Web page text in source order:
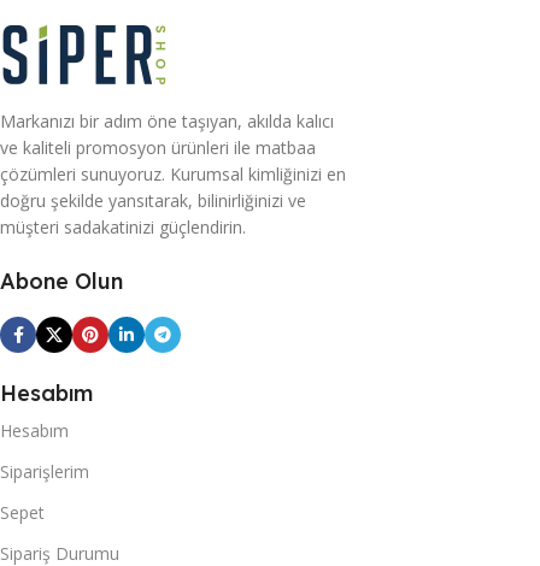
Markanızı bir adım öne taşıyan, akılda kalıcı
ve kaliteli promosyon ürünleri ile matbaa
çözümleri sunuyoruz. Kurumsal kimliğinizi en
doğru şekilde yansıtarak, bilinirliğinizi ve
müşteri sadakatinizi güçlendirin.
Abone Olun
Hesabım
Hesabım
Siparişlerim
Sepet
Sipariş Durumu